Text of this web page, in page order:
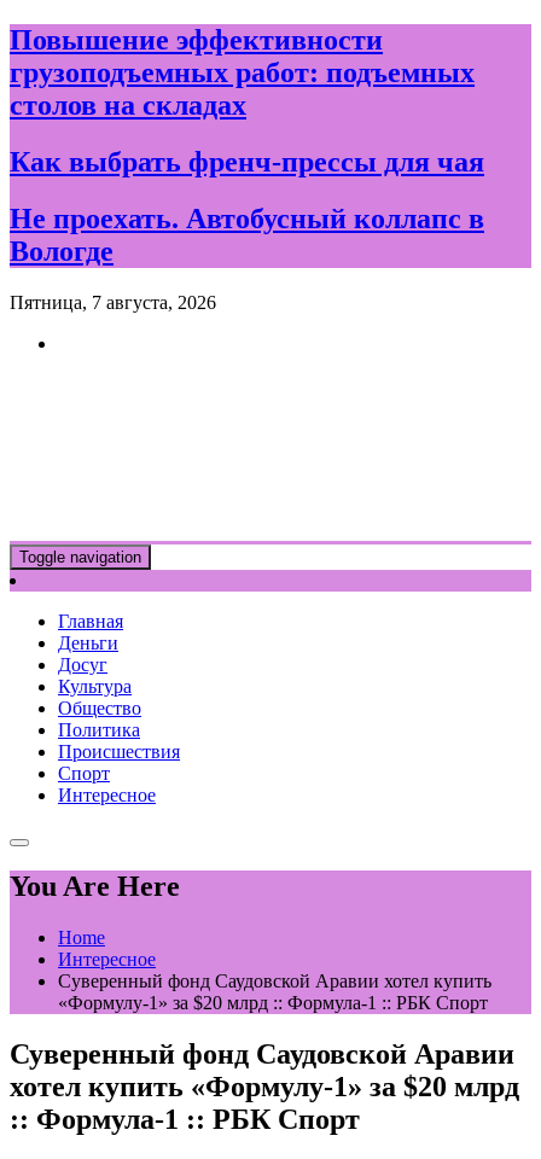
Skip
to
content
Повышение эффективности
грузоподъемных работ: подъемных
столов на складах
Как выбрать френч-прессы для чая
Не проехать. Автобусный коллапс в
Вологде
Пятница, 7 августа, 2026
Toggle navigation
Главная
Деньги
Досуг
Культура
Общество
Политика
Происшествия
Спорт
Интересное
You Are Here
Home
Интересное
Суверенный фонд Саудовской Аравии хотел купить
«Формулу-1» за $20 млрд :: Формула-1 :: РБК Спорт
Суверенный фонд Саудовской Аравии
хотел купить «Формулу-1» за $20 млрд
:: Формула-1 :: РБК Спорт